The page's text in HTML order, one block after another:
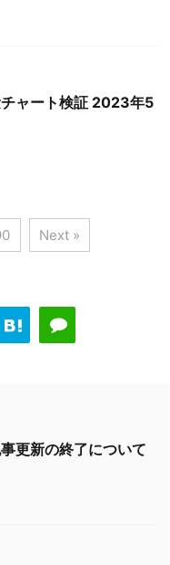
ャート検証 2023年5
Next »
更新の終了について